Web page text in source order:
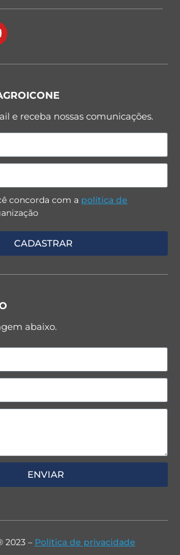
e receba nossas comunicações.
concorda com a política de
abaixo.
ENVIAR
2023 – Política de privacidade